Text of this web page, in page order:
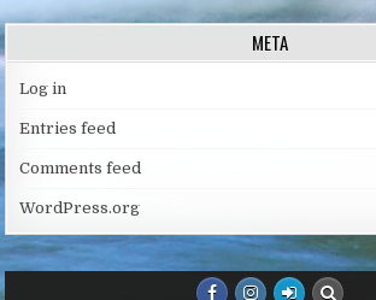
META
Log in
Entries feed
Comments feed
WordPress.org